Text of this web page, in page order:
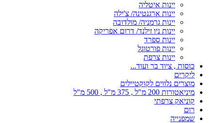
יינות איטליה
יינות ארגנטינה/ צ'ילה
יינות גרמניה/ מולדובה
יינות ניו זילנד/ דרום אפריקה
יינות ספרד
יינות פורטוגל
יינות צרפת
כוסות , ציוד בר ועוד...
ליקרים
מוצרים נלווים לקוקטיילים
מיניאטורות 200 מ"ל , 375 מ"ל , 500 מ"ל
קוניאק צרפתי
רום
שמפנייה